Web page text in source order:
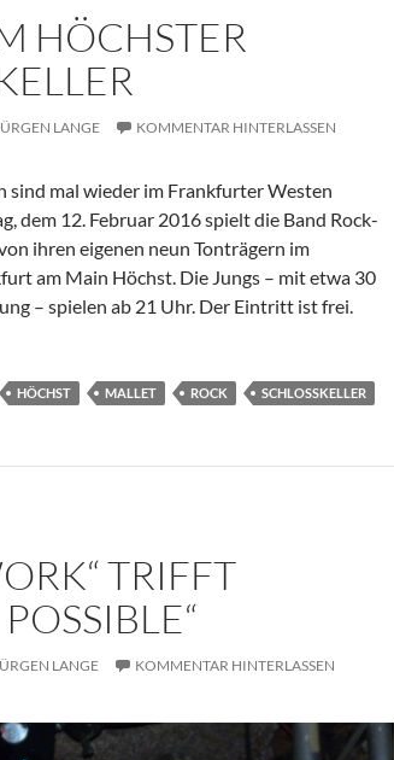
HÖCHSTER
LANGE KOMMENTAR HINTERLASSEN
sind mal wieder im Frankfurter Westen
dem 12. Februar 2016 spielt die Band Rock-
ihren eigenen neun Tonträgern im
am Main Höchst. Die Jungs – mit etwa 30
– spielen ab 21 Uhr. Der Eintritt ist frei.
HÖCHST MALLET ROCK SCHLOSSKELLER
TRIFFT
LANGE KOMMENTAR HINTERLASSEN